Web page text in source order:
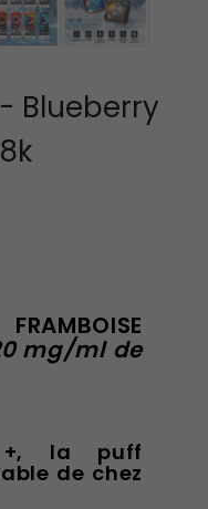
- Blueberry
mg/ml de
+, la puff
de chez